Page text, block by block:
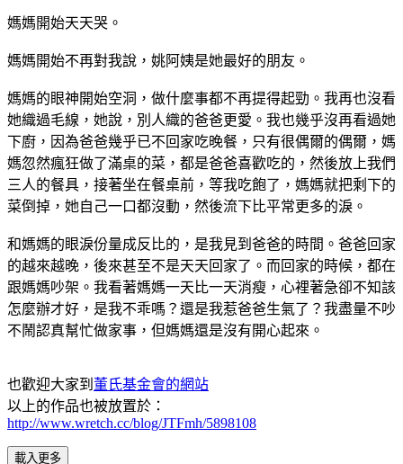
媽媽開始天天哭。
媽媽開始不再對我說，姚阿姨是她最好的朋友。
媽媽的眼神開始空洞，做什麼事都不再提得起勁。我再也沒看
她織過毛線，她說，別人織的爸爸更愛。我也幾乎沒再看過她
下廚，因為爸爸幾乎已不回家吃晚餐，只有很偶爾的偶爾，媽
媽忽然瘋狂做了滿桌的菜，都是爸爸喜歡吃的，然後放上我們
三人的餐具，接著坐在餐桌前，等我吃飽了，媽媽就把剩下的
菜倒掉，她自己一口都沒動，然後流下比平常更多的淚。
和媽媽的眼淚份量成反比的，是我見到爸爸的時間。爸爸回家
的越來越晚，後來甚至不是天天回家了。而回家的時候，都在
跟媽媽吵架。我看著媽媽一天比一天消瘦，心裡著急卻不知該
怎麼辦才好，是我不乖嗎？還是我惹爸爸生氣了？我盡量不吵
不鬧認真幫忙做家事，但媽媽還是沒有開心起來。
也歡迎大家到 董氏基金會的網站
以上的作品也被放置於：
http://www.wretch.cc/blog/JTFmh/5898108
載入更多